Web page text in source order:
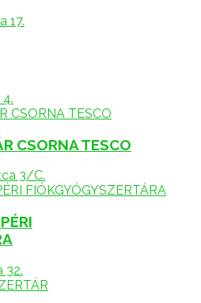
17.
CSORNA TESCO
3/C.
32.